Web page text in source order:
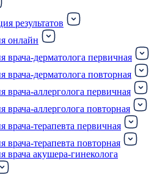
результатов
онлайн
врача-дерматолога первичная
врача-дерматолога повторная
врача-аллерголога первичная
врача-аллерголога повторная
врача-терапевта первичная
врача-терапевта повторная
врача акушера-гинеколога